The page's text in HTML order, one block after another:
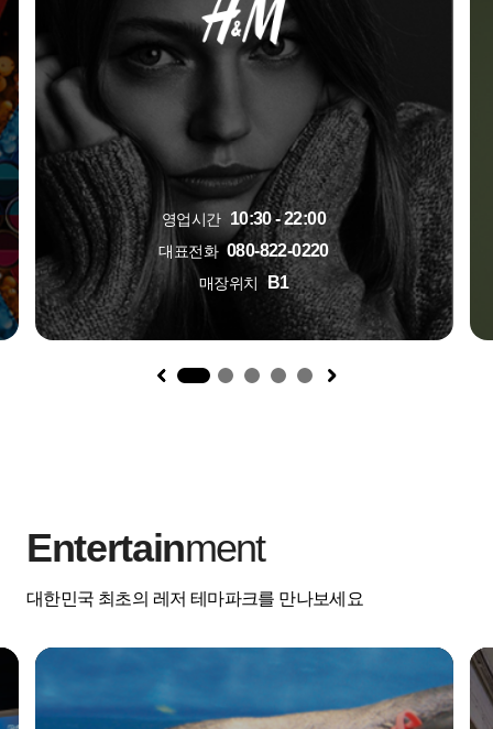
영업시간 10:30 - 22:00
대표전화 080-822-0220
매장위치 B1
1
Entertainment
대한민국 최초의 레저 테마파크를 만나보세요